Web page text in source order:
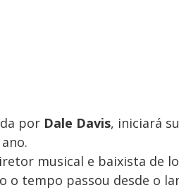
por Dale Davis, iniciará
musical e baixista de
o tempo passou desde o